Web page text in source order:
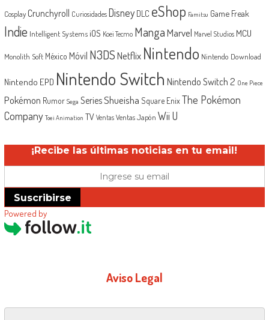
Cosplay Crunchyroll Curiosidades Disney DLC eShop Famitsu Game Freak
Indie Intelligent Systems iOS Koei Tecmo MangaMarvel Marvel Studios MCU
Monolith Soft México Móvil N3DSNetflix Nintendo Nintendo Download
Nintendo EPD Nintendo Switch Nintendo Switch 2 One Piece
Pokémon Rumor Sega SeriesShueisha Square EnixThe Pokémon
Company Toei Animation TV Ventas Ventas Japón Wii U
¡Recibe las últimas noticias en tu email!
Suscribirse
Powered by
Aviso Legal